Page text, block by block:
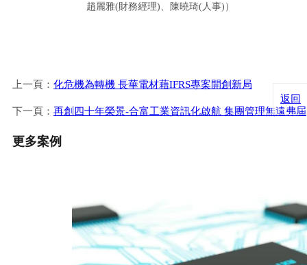
趙麗雅(財務經理)、陳曉琦(人事)）
上一頁： 化危機為轉機 長華電材藉IFRS專案開創新局
下一頁： 再創四十年榮景-合富工業資訊化啟航 集團管理無遠弗屆
返回
更多案例